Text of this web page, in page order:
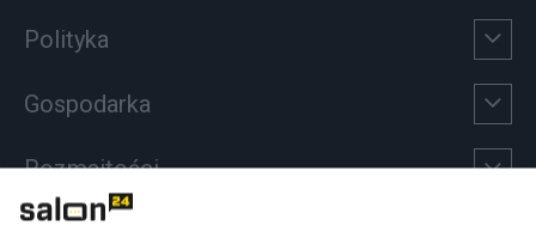
Polityka
Gospodarka
Rozmaitości